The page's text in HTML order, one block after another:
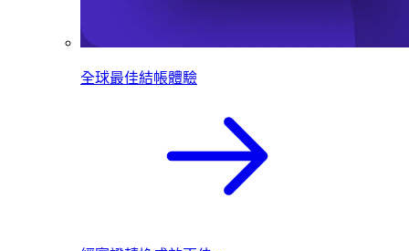
全球最佳結帳體驗